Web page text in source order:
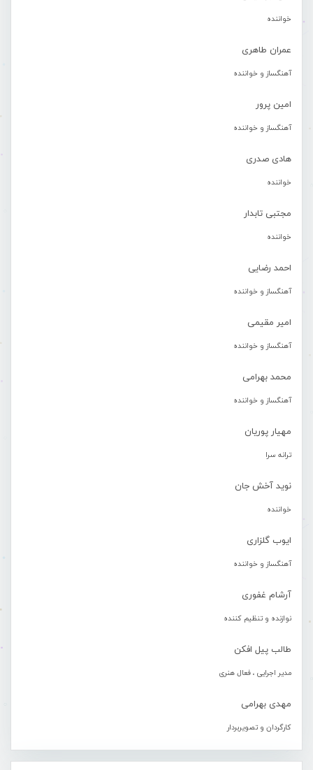
خواننده
عمران طاهری
آهنگساز و خواننده
امین پرور
آهنگساز و خواننده
هادی صدری
خواننده
مجتبی تابدار
خواننده
احمد رضایی
آهنگساز و خواننده
امیر مقیمی
آهنگساز و خواننده
محمد بهرامی
آهنگساز و خواننده
مهیار پوریان
ترانه سرا
نوید آخش جان
خواننده
ایوب گلزاری
آهنگساز و خواننده
آرشام غفوری
نوازنده و تنظیم کننده
طالب پیل افکن
مدیر اجرایی ، فعال هنری
مهدی بهرامی
کارگردان و تصویربردار